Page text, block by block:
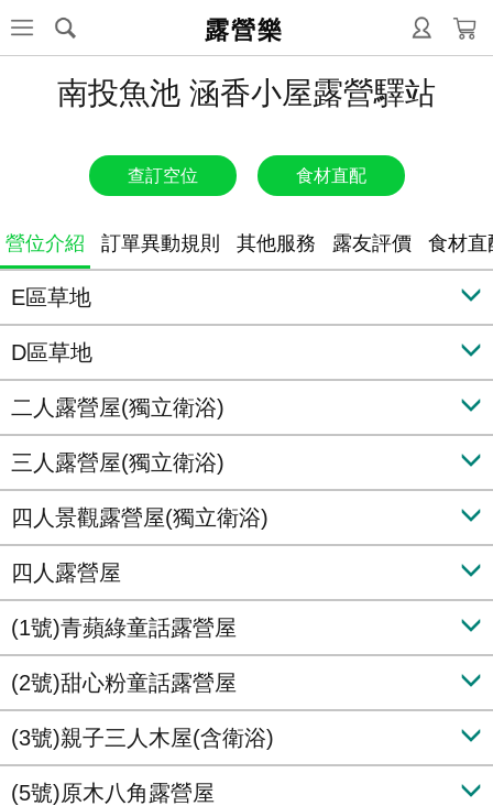
露營樂
南投魚池 涵香小屋露營驛站
查訂空位 食材直配
營位介紹 訂單異動規則 其他服務 露友評價 食材直
E區草地
D區草地
二人露營屋(獨立衛浴)
三人露營屋(獨立衛浴)
四人景觀露營屋(獨立衛浴)
四人露營屋
(1號)青蘋綠童話露營屋
(2號)甜心粉童話露營屋
(3號)親子三人木屋(含衛浴)
(5號)原木八角露營屋